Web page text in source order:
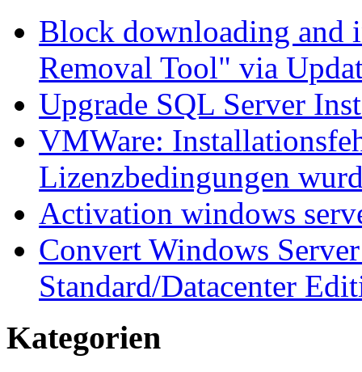
Block downloading and
Removal Tool" via
Upgrade SQL Server
VMWare:
Lizenzbedingungen
Activation windows
Convert Windows
Standard/Datacenter
Kategorien